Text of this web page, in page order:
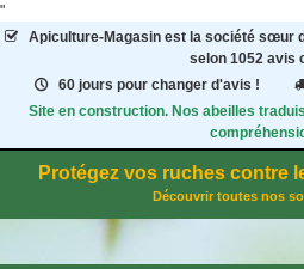
"
Apiculture-Magasinest la société sœur
selon 1052 avis
60 jours pour changer d'avis !
Site en construction. Nos abeilles
Protégez vos ruches contre
Découvrir toutes nos